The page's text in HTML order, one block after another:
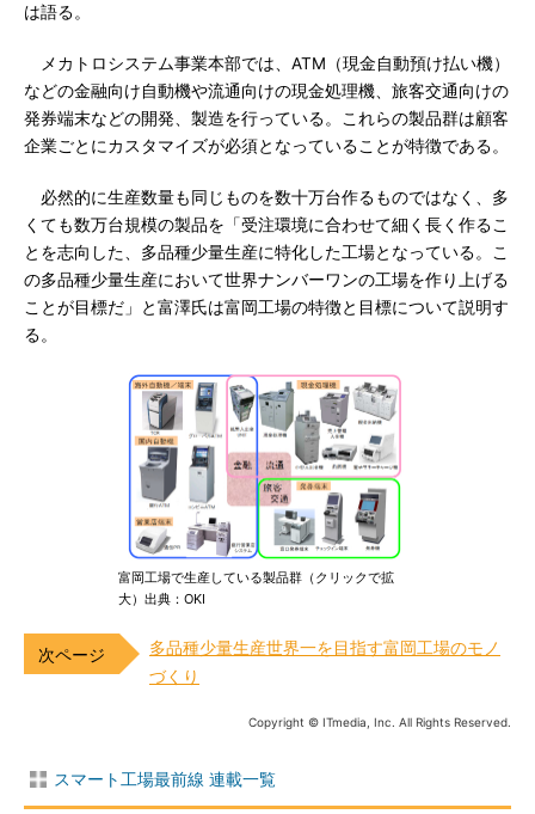
は語る。
メカトロシステム事業本部では、ATM（現金自動預け払い機）
などの金融向け自動機や流通向けの現金処理機、旅客交通向けの
発券端末などの開発、製造を行っている。これらの製品群は顧客
企業ごとにカスタマイズが必須となっていることが特徴である。
必然的に生産数量も同じものを数十万台作るものではなく、多
くても数万台規模の製品を「受注環境に合わせて細く長く作るこ
とを志向した、多品種少量生産に特化した工場となっている。こ
の多品種少量生産において世界ナンバーワンの工場を作り上げる
ことが目標だ」と富澤氏は富岡工場の特徴と目標について説明す
る。
富岡工場で生産している製品群（クリックで拡
大）出典：OKI
多品種少量生産世界一を目指す富岡工場のモノ
づくり
Copyright © ITmedia, Inc. All Rights Reserved.
スマート工場最前線 連載一覧